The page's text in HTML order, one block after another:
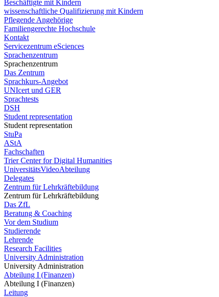
Beschäftigte mit Kindern
wissenschaftliche Qualifizierung mit Kindern
Pflegende Angehörige
Familiengerechte Hochschule
Kontakt
Servicezentrum eSciences
Sprachenzentrum
Sprachenzentrum
Das Zentrum
Sprachkurs-Angebot
UNIcert und GER
Sprachtests
DSH
Student representation
Student representation
StuPa
AStA
Fachschaften
Trier Center for Digital Humanities
UniversitätsVideoAbteilung
Delegates
Zentrum für Lehrkräftebildung
Zentrum für Lehrkräftebildung
Das ZfL
Beratung & Coaching
Vor dem Studium
Studierende
Lehrende
Research Facilities
University Administration
University Administration
Abteilung I (Finanzen)
Abteilung I (Finanzen)
Leitung